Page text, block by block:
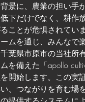
景に、農業の担い
下だけでなく、耕作
ことが危惧されていま
ムを通じ、みんなで
葉県市原市の当社
を備えた「apollo
開始します。この実
、つながりを育む場